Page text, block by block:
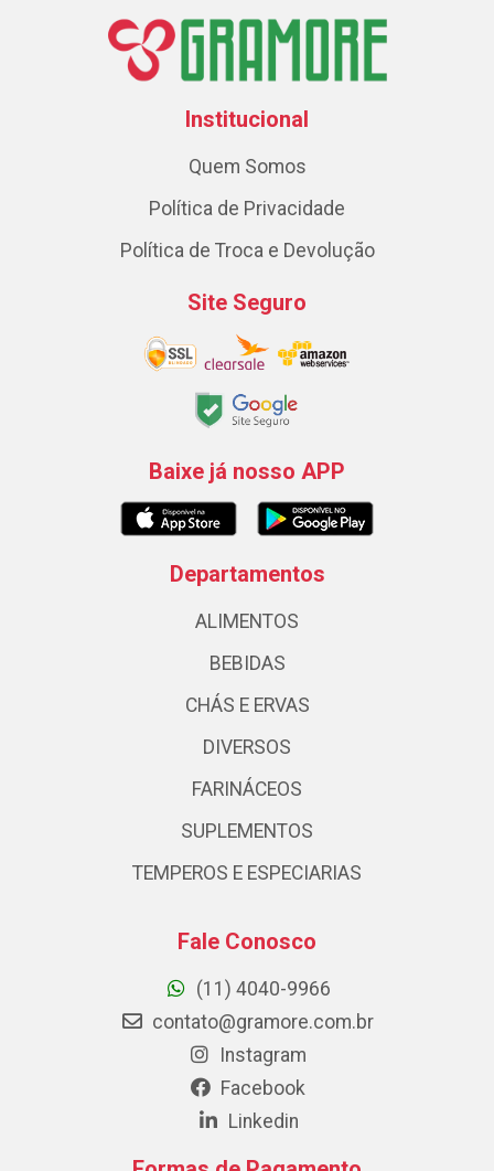
Institucional
Quem Somos
Política de Privacidade
Política de Troca e Devolução
Site Seguro
Baixe já nosso APP
Departamentos
ALIMENTOS
BEBIDAS
CHÁS E ERVAS
DIVERSOS
FARINÁCEOS
SUPLEMENTOS
TEMPEROS E ESPECIARIAS
Fale Conosco
(11) 4040-9966
contato@gramore.com.br
Instagram
Facebook
Linkedin